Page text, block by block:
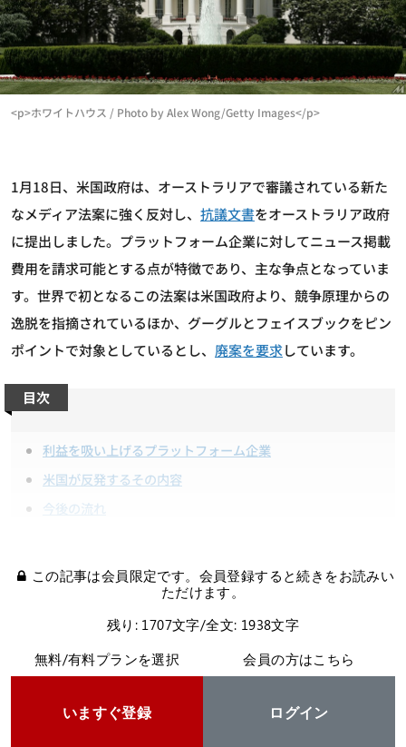
<p>ホワイトハウス / Photo by Alex Wong/Getty Images</p>
1月18日、米国政府は、オーストラリアで審議されている新た
なメディア法案に強く反対し、 抗議文書をオーストラリア政府
に提出しました。プラットフォーム企業に対してニュース掲載
費用を請求可能とする点が特徴であり、主な争点となっていま
す。世界で初となるこの法案は米国政府より、競争原理からの
逸脱を指摘されているほか、グーグルとフェイスブックをピン
ポイントで対象としているとし、 廃案を要求しています。
目次
利益を吸い上げるプラットフォーム企業
米国が反発するその内容
今後の流れ
この記事は会員限定です。会員登録すると続きをお読みい
ただけます。
残り: 1707文字/全文: 1938文字
無料/有料プランを選択
いますぐ登録
会員の方はこちら
ログイン